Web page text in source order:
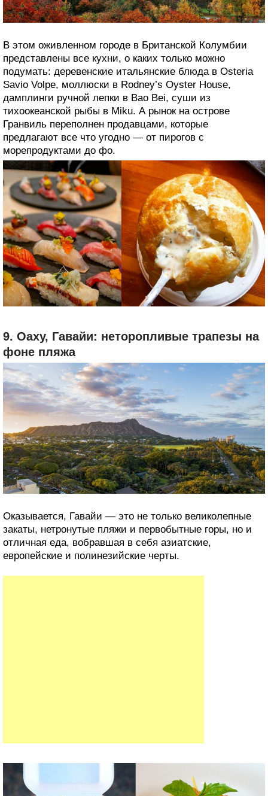
8. Ванкувер, Канада: рецепты из всех
концов земли на любой кошелек
В этом оживленном городе в Британской Колумбии
представлены все кухни, о каких только можно
подумать: деревенские итальянские блюда в Osteria
Savio Volpe, моллюски в Rodney’s Oyster House,
дамплинги ручной лепки в Bao Bei, суши из
тихоокеанской рыбы в Miku. А рынок на острове
Гранвиль переполнен продавцами, которые
морепродуктами до фо.
9. Оаху, Гавайи: неторопливые трапезы на
фоне пляжа